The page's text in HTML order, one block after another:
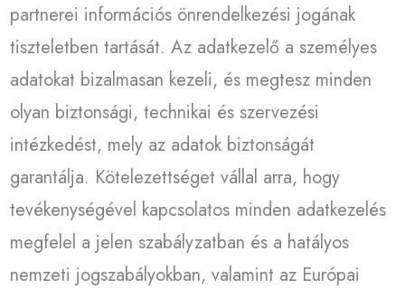
partnerei információs önrendelkezési jogának
tiszteletben tartását. Az adatkezelő a személyes
adatokat bizalmasan kezeli, és megtesz minden
olyan biztonsági, technikai és szervezési
intézkedést, mely az adatok biztonságát
garantálja. Kötelezettséget vállal arra, hogy
tevékenységével kapcsolatos minden adatkezelés
megfelel a jelen szabályzatban és a hatályos
nemzeti jogszabályokban, valamint az Európai